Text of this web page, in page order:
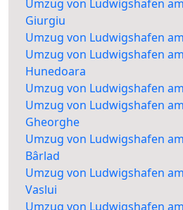
Umzug von Ludwigshafen
Giurgiu
Umzug von Ludwigshafen
Umzug von Ludwigshafen
Hunedoara
Umzug von Ludwigshafen
Umzug von Ludwigshafen
Gheorghe
Umzug von Ludwigshafen
Bârlad
Umzug von Ludwigshafen
Vaslui
Umzug von Ludwigshafen